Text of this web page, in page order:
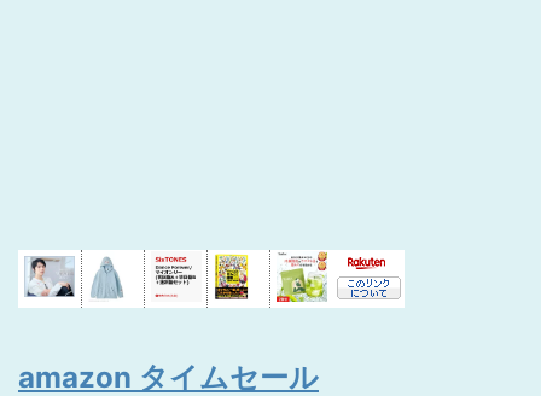
amazon タイムセール